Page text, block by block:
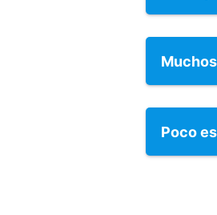
Poco